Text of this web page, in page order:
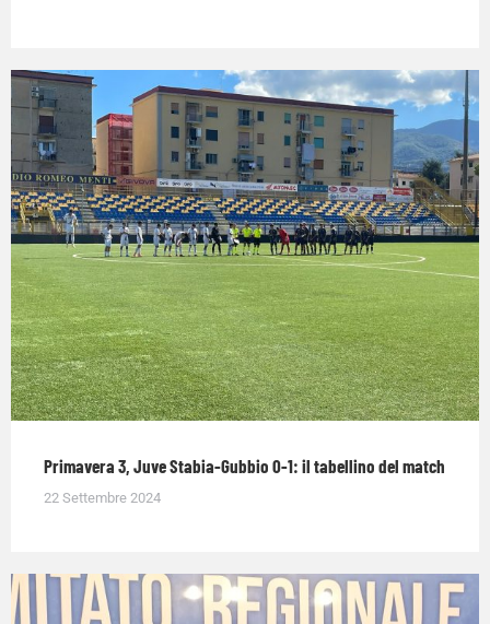
Primavera 3, Juve Stabia-Gubbio 0-1: il tabellino del match
22 Settembre 2024